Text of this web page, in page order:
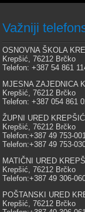
Važniji
OSNOVNA ŠKOLA
Krepšić, 76212 Brčko
Telefon: +387 54 861
MJESNA ZAJEDNICA
Krepšić, 76212 Brčko
Telefon: +387 054 861
ŽUPNI URED
Krepšić, 76212 Brčko
Telefon:+387 49 753-
Telefon:+387 49 753-
MATIČNI URED
Krepšić, 76212 Brčko
Telefon:+387 49 306-
POŠTANSKI URED
Krepšić, 76212 Brčko